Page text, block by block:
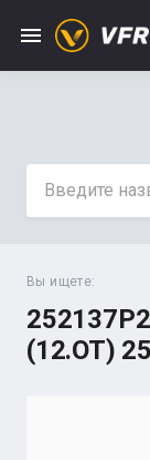
menu
Вы ищете:
(12.ОТ)